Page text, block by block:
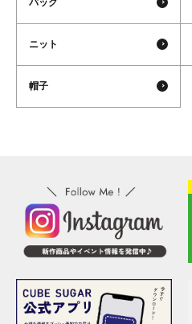
バッグ
ニット
帽子